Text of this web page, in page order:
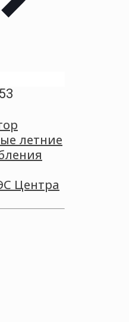
летние
Центра